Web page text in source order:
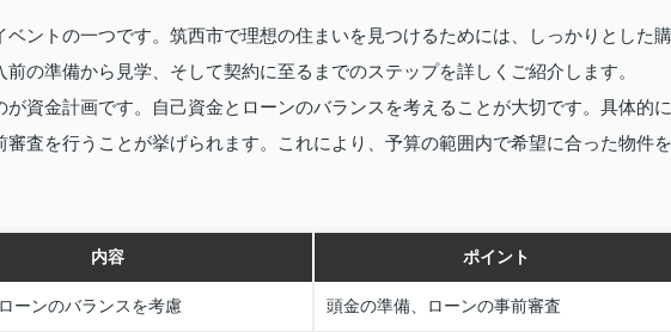
ントの一つです。筑西市で理想の住まいを見つけるためには、しっかりとした購
の準備から見学、そして契約に至るまでのステップを詳しくご紹介します。
が資金計画です。自己資金とローンのバランスを考えることが大切です。具体的に
査を行うことが挙げられます。これにより、予算の範囲内で希望に合った物件を
内容 ポイント
ーンのバランスを考慮 頭金の準備、ローンの事前審査